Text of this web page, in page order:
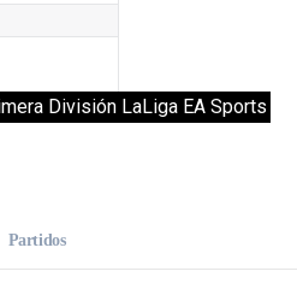
División LaLiga EA Sports